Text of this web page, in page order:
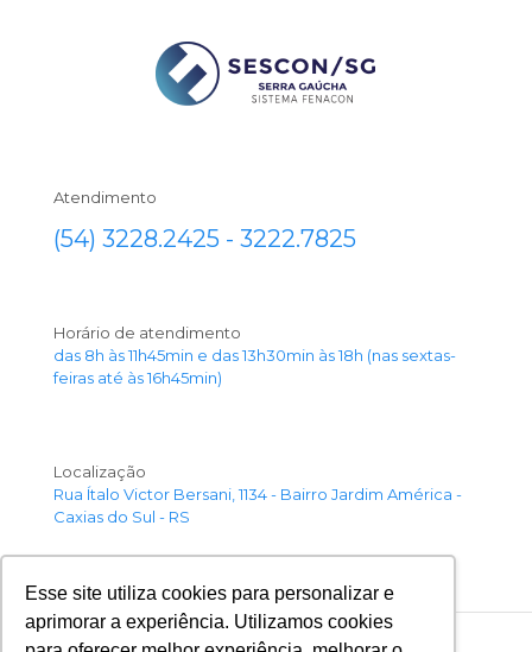
Esse site utiliza cookies para personalizar e
aprimorar a experiência. Utilizamos cookies
Atendimento
(54) 3228.2425 - 3222.7825
Horário de atendimento
das 8h às 11h45min e das 13h30min às 18h (nas sextas-
feiras até às 16h45min)
Localização
Rua Ítalo Victor Bersani, 1134 - Bairro Jardim América -
Caxias do Sul - RS